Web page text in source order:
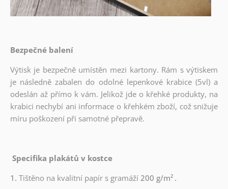
Bezpečné balení
Výtisk je bezpečně umístěn mezi kartony. Rám s výtiskem
je následně zabalen do odolné lepenkové krabice (5vl) a
odeslán až přímo k vám. Jelikož jde o křehké produkty, na
krabici nechybí ani informace o křehkém zboží, což snižuje
míru poškození při samotné přepravě.
Specifika plakátů v kostce
1. Tištěno na kvalitní papír s gramáží200 g/m² .